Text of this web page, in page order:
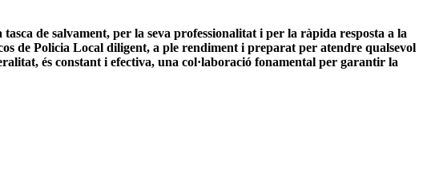
de salvament, per la seva professionalitat i per la ràpida resposta a la
de Policia Local diligent, a ple rendiment i preparat per atendre qualsevol
és constant i efectiva, una col·laboració fonamental per garantir la